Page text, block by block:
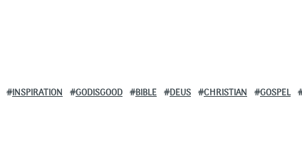
INSPIRATION GODISGOOD BIBLE DEUS CHRISTIAN GOSPEL